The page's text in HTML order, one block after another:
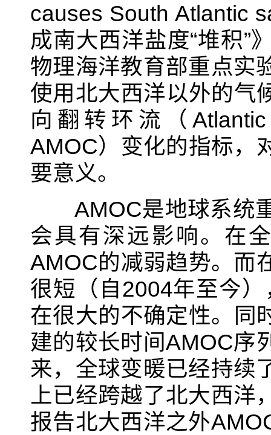
causes South Atlantic
成南大西洋盐度“堆积”
物理海洋教育部重点实
使用北大西洋以外的气
向翻转环流（
AMOC）变化的指标，
要意义。
AMOC是地球系统
会具有深远影响。在
AMOC的减弱趋势。而
很短（自2004年至今
在很大的不确定性。同
建的较长时间AMOC序
来，全球变暖已经持续
上已经跨越了北大西洋
报告北大西洋之外